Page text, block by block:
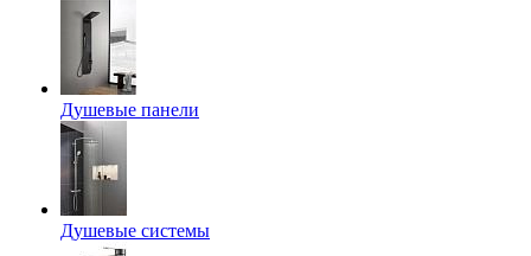
Душевые панели
Душевые системы